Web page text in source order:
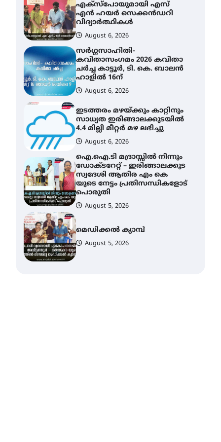
കവിതാസംഗമം 2026 കവിതാ
ചർച്ച കാട്ടൂർ, ടി. കെ. ബാലൻ
ഹാളിൽ 16ന്
August 6, 2026
ഇടത്തരം മഴയ്ക്കും കാറ്റിനും
സാധ്യത ഇരിങ്ങാലക്കുടയിൽ
4.4 മില്ലി മീറ്റർ മഴ ലഭിച്ചു
August 6, 2026
ഡോക്ടറേറ്റ് – ഇരിങ്ങാലക്കുട
സ്വദേശി ആതിര എം കെ
യുടെ നേട്ടം പ്രതിസന്ധികളോട്
പൊരുതി
August 5, 2026
മെഡിക്കൽ ക്യാമ്പ്
August 5, 2026
സെന്റ് ജോസഫ്സ് കോളജ്
കോമേഴ്‌സ്
തുടക്കമായി